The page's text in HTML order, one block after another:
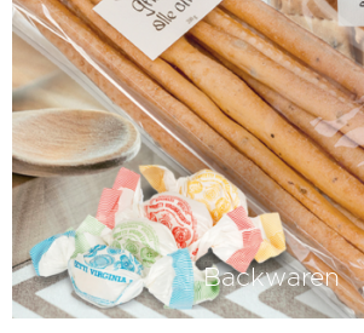
Backwaren
Mit ihnen fängt Italien an: